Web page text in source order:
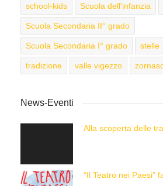
school-kids Scuola dell'infanzia
Scuola Secondaria II° grado
Scuola Secondaria I° grado stelle
tradizione valle vigezzo
News-Eventi
“Il Teatro nei Paesi”